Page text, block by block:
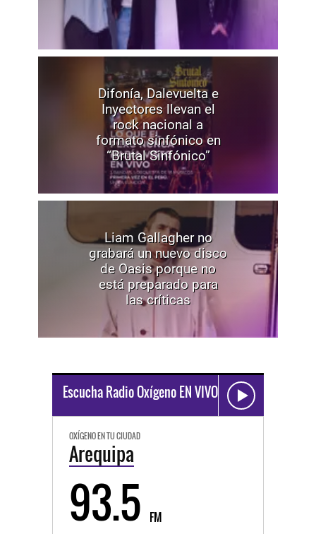
Difonía, Dalevuelta e
Inyectores llevan el
rock nacional a
formato sinfónico en
“Brutal Sinfónico”
Liam Gallagher no
grabará un nuevo disco
de Oasis porque no
está preparado para
las críticas
Escucha Radio Oxígeno EN VIVO
OXÍGENO EN TU CIUDAD
Arequipa
93.5 FM